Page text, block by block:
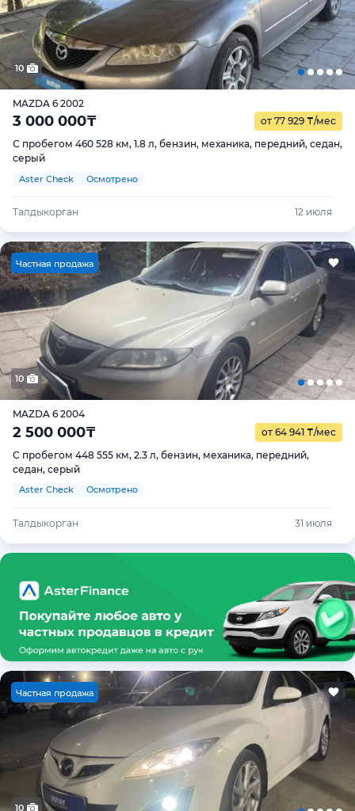
10
MAZDA 6 2002
3 000 000₸ от 77 929 ₸/мес
С пробегом 460 528 км, 1.8 л, бензин, механика, передний, седан,
серый
Aster Check Осмотрено
Талдыкорган 12 июля
Частная продажа
10
MAZDA 6 2004
2 500 000₸ от 64 941 ₸/мес
С пробегом 448 555 км, 2.3 л, бензин, механика, передний,
седан, серый
Aster Check Осмотрено
Талдыкорган 31 июля
Частная продажа
10